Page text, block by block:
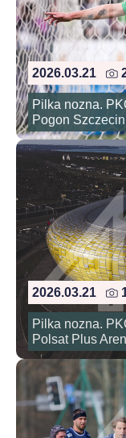
2026.03.21
Pilka nozna.
Pogon
2026.03.21
Pilka nozna.
Polsat Plus